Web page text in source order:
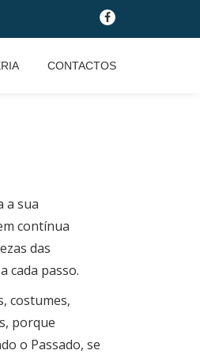
fa-
facebook
CONTACTOS
a sua
contínua
das
cada passo.
costumes,
porque
o Passado, se